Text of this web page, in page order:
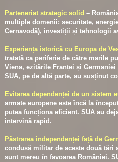
Parteneriat strategic solid –
multiple domenii: securitate,
Cernavodă), investiții și tehnologii
Experiența istorică cu Europa de
tratată ca periferie de către marile
Viena, ezitările Franței și
SUA, pe de altă parte, au susținut
Evitarea dependenței de un sistem
armate europene este încă la
putea funcționa eficient. SUA au
intervină rapid.
Păstrarea independenței față de
condusă militar de aceste două țări
sunt mereu în favoarea României.